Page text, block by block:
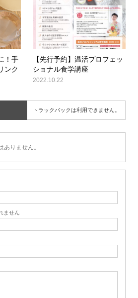
！手
ンク
【先行予約】温活プロフェッ
ショナル食学講座
2022.10.22
トラックバックは利用できません。
ありません。
ません